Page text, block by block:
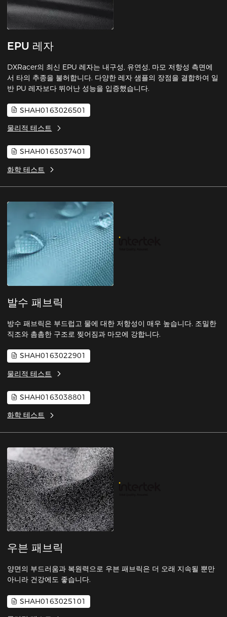
EPU 레자
DXRacer의 최신 EPU 레자는 내구성, 유연성, 마모 저항성 측면에
서 타의 추종을 불허합니다. 다양한 레자 샘플의 장점을 결합하여 일
반 PU 레자보다 뛰어난 성능을 입증했습니다.
SHAH0163026501
물리적 테스트
SHAH0163037401
화학 테스트
발수 패브릭
방수 패브릭은 부드럽고 물에 대한 저항성이 매우 높습니다. 조밀한
직조와 촘촘한 구조로 찢어짐과 마모에 강합니다.
SHAH0163022901
물리적 테스트
SHAH0163038801
화학 테스트
우븐 패브릭
양면의 부드러움과 복원력으로 우븐 패브릭은 더 오래 지속될 뿐만
아니라 건강에도 좋습니다.
SHAH0163025101